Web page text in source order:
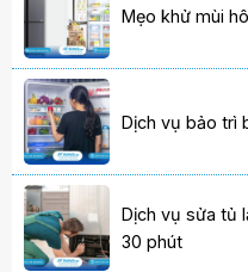
Mẹo khử mùi
Dịch vụ bảo trì
Dịch vụ sửa tủ
30 phút